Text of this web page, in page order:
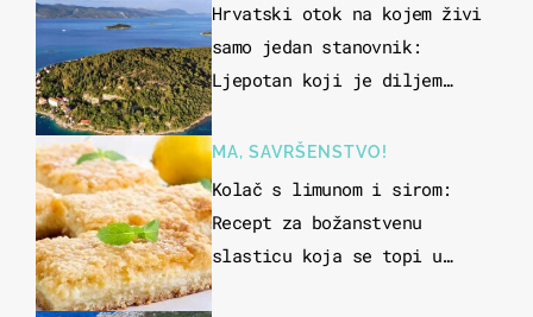
OTOKU
Hrvatski otok na kojem živi
samo jedan stanovnik:
Ljepotan koji je diljem
"bijelom zlatu"
MA, SAVRŠENSTVO!
Kolač s limunom i sirom:
Recept za božanstvenu
slasticu koja se topi u